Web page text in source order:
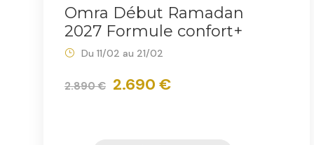
Omra Début Ramadan
2027 Formule confort+
2.890 € 2.690 €
Du 11/02 au 21/02